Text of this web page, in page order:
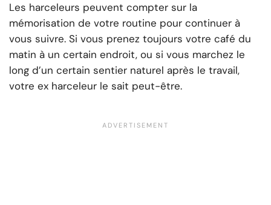
Les harceleurs peuvent compter sur la
mémorisation de votre routine pour continuer à
vous suivre. Si vous prenez toujours votre café du
matin à un certain endroit, ou si vous marchez le
long d’un certain sentier naturel après le travail,
votre ex harceleur le sait peut-être.